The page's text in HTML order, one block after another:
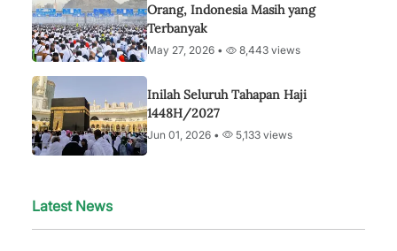
Orang, Indonesia Masih yang
Terbanyak
May 27, 2026 • 8,443 views
Inilah Seluruh Tahapan Haji
1448H/2027
Jun 01, 2026 • 5,133 views
Latest News